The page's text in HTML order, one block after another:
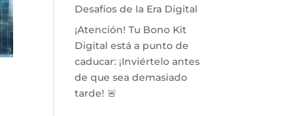
Desafíos de la Era Digital
¡Atención! Tu Bono Kit
Digital está a punto de
caducar: ¡Inviértelo antes
de que sea demasiado
tarde! 🚨